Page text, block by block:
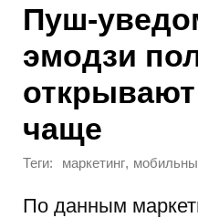
Пуш-
эмодзи
чаще
Теги: маркетинг,
По данным